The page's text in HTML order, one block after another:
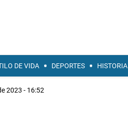
DE VIDA DEPORTES HISTORIA
2023 - 16:52